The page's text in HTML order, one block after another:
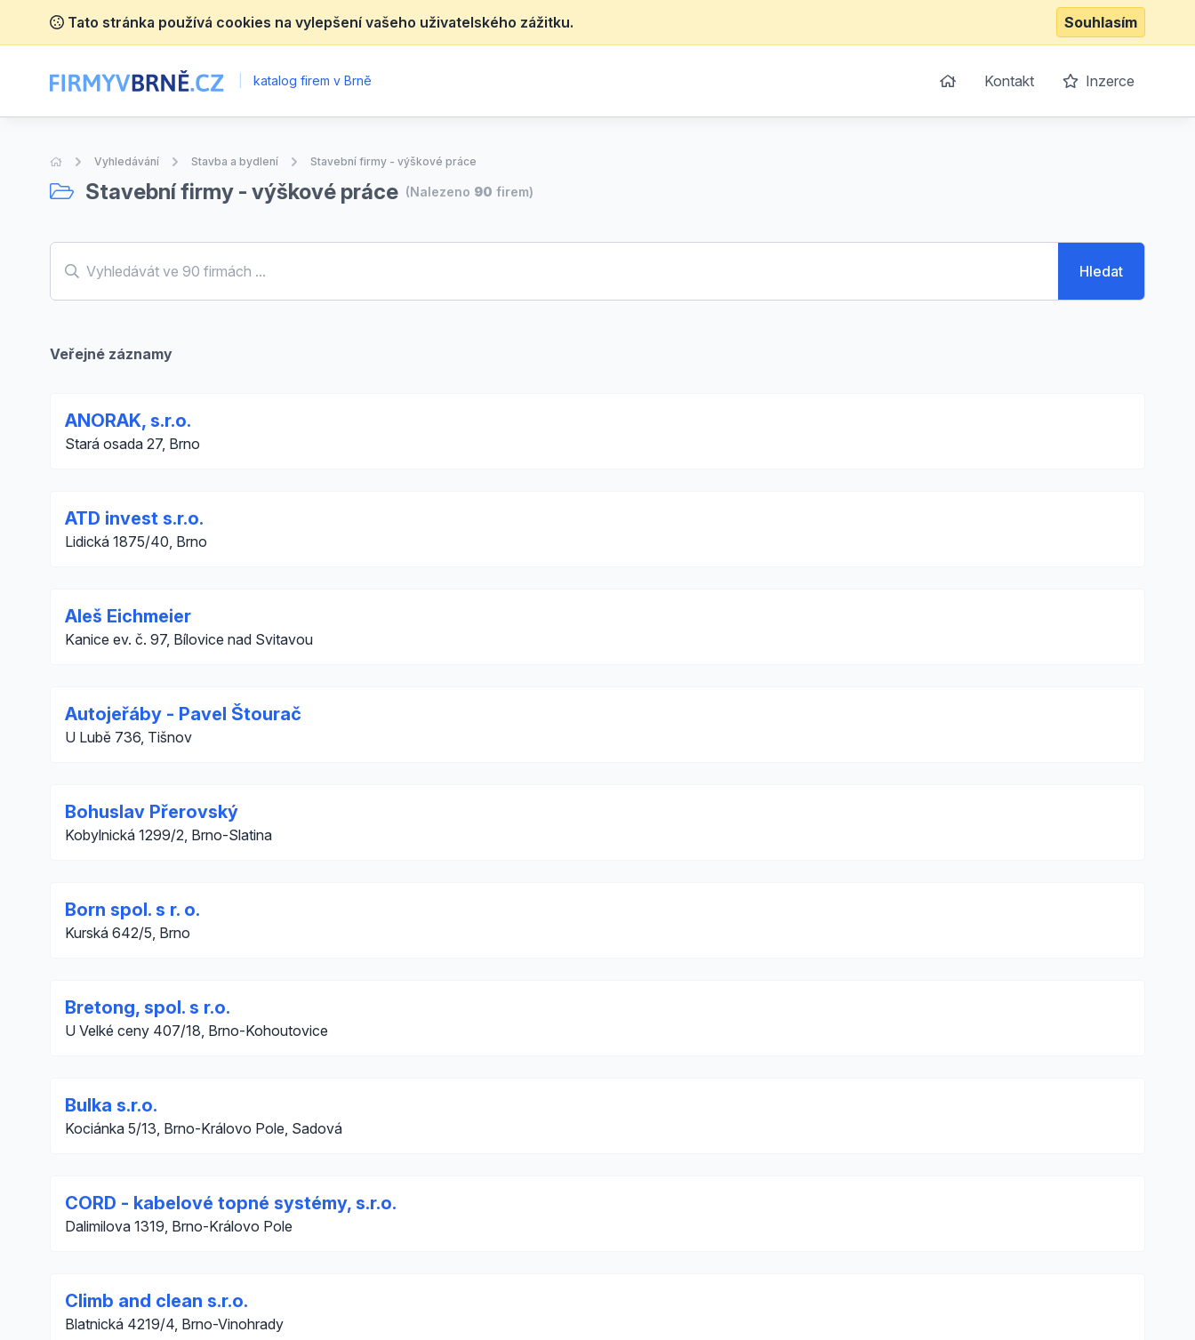
Tato stránka používá cookies na vylepšení vašeho uživatelského zážitku. Souhlasím
katalog firem v Brně Kontakt Inzerce
Úvodní stránka
Vyhledávání Stavba a bydlení Stavební firmy - výškové práce
Stavební firmy - výškové práce (Nalezeno 90 firem)
Hledat
Veřejné záznamy
ANORAK, s.r.o.
Stará osada 27, Brno
ATD invest s.r.o.
Lidická 1875/40, Brno
Aleš Eichmeier
Kanice ev. č. 97, Bílovice nad Svitavou
Autojeřáby - Pavel Štourač
U Lubě 736, Tišnov
Bohuslav Přerovský
Kobylnická 1299/2, Brno-Slatina
Born spol. s r. o.
Kurská 642/5, Brno
Bretong, spol. s r.o.
U Velké ceny 407/18, Brno-Kohoutovice
Bulka s.r.o.
Kociánka 5/13, Brno-Královo Pole, Sadová
CORD - kabelové topné systémy, s.r.o.
Dalimilova 1319, Brno-Královo Pole
Climb and clean s.r.o.
Blatnická 4219/4, Brno-Vinohrady